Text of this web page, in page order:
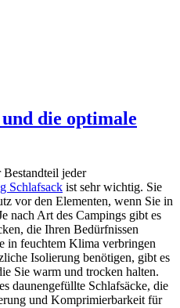
die optimale
Bestandteil jeder
Schlafsack ist sehr wichtig. Sie
vor den Elementen, wenn Sie in
nach Art des Campings gibt es
die Ihren Bedürfnissen
in feuchtem Klima verbringen
Isolierung benötigen, gibt es
Sie warm und trocken halten.
daunengefüllte Schlafsäcke, die
und Komprimierbarkeit für